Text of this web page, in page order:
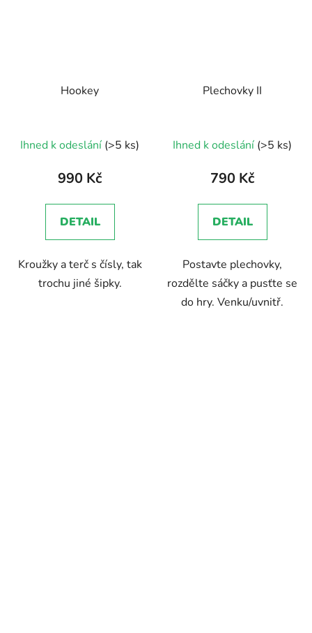
Hookey
Ihned k odeslání (>5 ks)
990 Kč
DETAIL
Kroužky a terč s čísly, tak
trochu jiné šipky.
Plechovky II
Ihned k odeslání (>5 ks)
790 Kč
DETAIL
Postavte plechovky,
rozdělte sáčky a pusťte se
do hry. Venku/uvnitř.